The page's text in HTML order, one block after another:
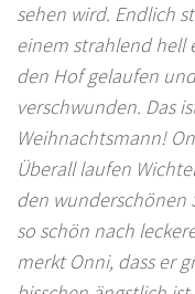
sehen wird. Endlich
einem strahlend hell
den Hof gelaufen
verschwunden. Das
Weihnachtsmann!
Überall laufen
den wunderschönen
so schön nach
merkt Onni, dass er